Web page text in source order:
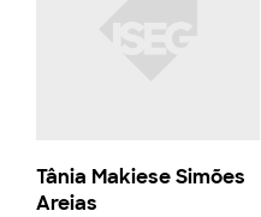
Tânia Makiese Simões
Areias